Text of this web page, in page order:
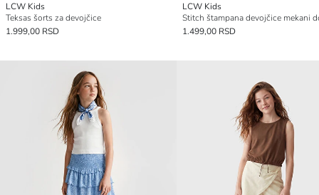
LCW Kids
Teksas šorts za devojčice
1.999,00 RSD
LCW Kids
1.499,00 RSD